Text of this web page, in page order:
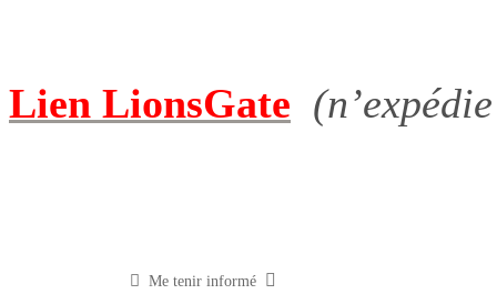
Lien LionsGate
Me tenir informé